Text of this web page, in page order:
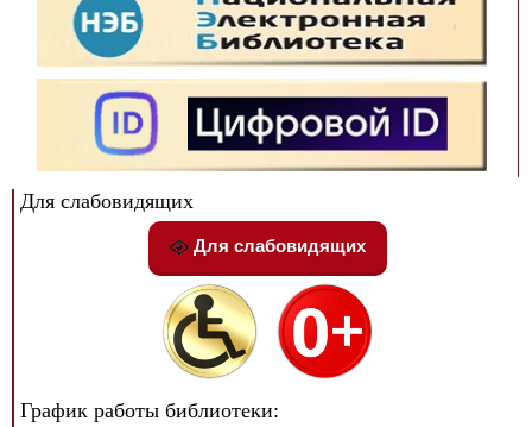
Для слабовидящих
Для слабовидящих
График работы библиотеки: